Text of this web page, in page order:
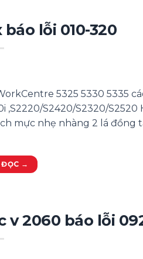
lỗi 010-320
5325 5330 5335
S2420/S2320/S2520
mực nhẹ nhàng 2 lá đồng
ĐỌC →
2060 báo lỗi